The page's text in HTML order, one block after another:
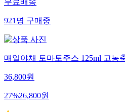
무료배송
921명구매중
매일야채 토마토주스 125ml 고농
36,800원
27%26,800원